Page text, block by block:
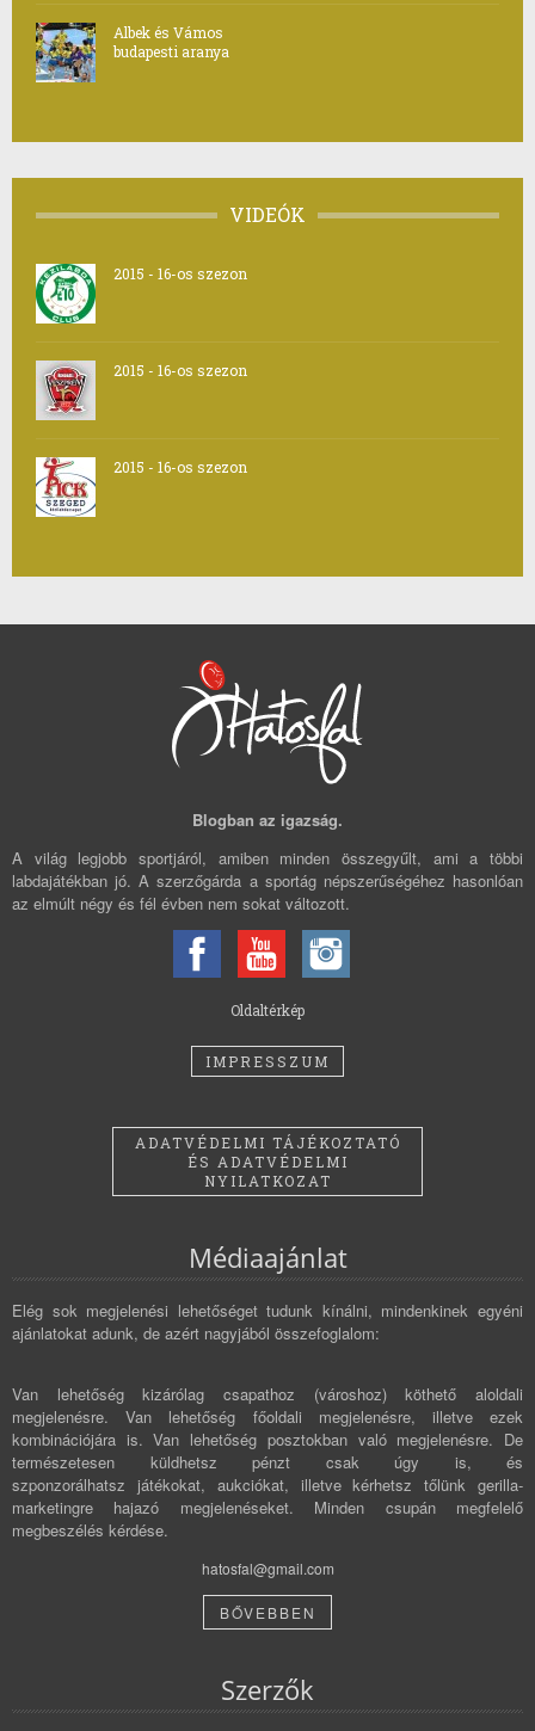
Albek és Vámos
budapesti aranya
VIDEÓK
2015 - 16-os szezon
2015 - 16-os szezon
2015 - 16-os szezon
Blogban az igazság.
A világ legjobb sportjáról, amiben minden összegyűlt, ami a többi
labdajátékban jó. A szerzőgárda a sportág népszerűségéhez hasonlóan
az elmúlt négy és fél évben nem sokat változott.
Oldaltérkép
IMPRESSZUM
ADATVÉDELMI TÁJÉKOZTATÓ
ÉS ADATVÉDELMI
NYILATKOZAT
Médiaajánlat
Elég sok megjelenési lehetőséget tudunk kínálni, mindenkinek egyéni
ajánlatokat adunk, de azért nagyjából összefoglalom:
Van lehetőség kizárólag csapathoz (városhoz) köthető aloldali
megjelenésre. Van lehetőség főoldali megjelenésre, illetve ezek
kombinációjára is. Van lehetőség posztokban való megjelenésre. De
természetesen küldhetsz pénzt csak úgy is, és
szponzorálhatsz játékokat, aukciókat, illetve kérhetsz tőlünk gerilla-
marketingre hajazó megjelenéseket. Minden csupán megfelelő
megbeszélés kérdése.
hatosfal@gmail.com
BŐVEBBEN
Szerzők